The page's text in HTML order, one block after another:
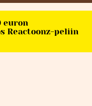
euron
Reactoonz-peliin